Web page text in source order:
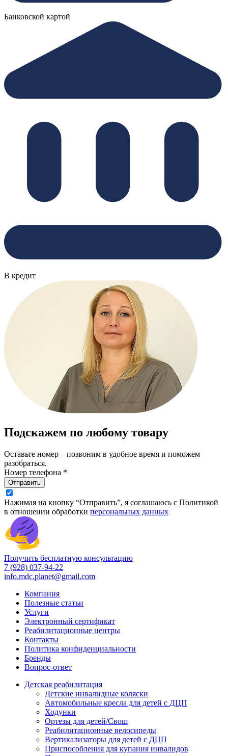
Банковской картой
В кредит
Подскажем по любому товару
Оставьте номер – позвоним в удобное время и поможем
разобраться.
Номер телефона *
Отправить
Нажимая на кнопку “Отправить”, я соглашаюсь с Политикой
в отношении обработки персональных данных
Получить бесплатную консультацию
7 (928) 037-94-22
info.mdc.planet@gmail.com
Компания
Полезные статьи
Услуги
Электронный сертификат
Реабилитационные центры
Контакты
Политика конфиденциальности
Бренды
Вопрос-ответ
Детская реабилитация
Детские инвалидные коляски
Автомобильные кресла для детей с ДЦП
Ходунки
Ортезы для детей/Свош
Реабилитационные велосипеды
Вертикализаторы для детей с ДЦП
Приспособления для купания инвалидов